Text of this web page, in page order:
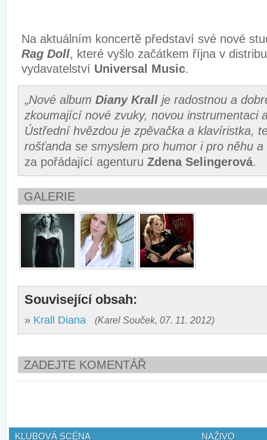
Na aktuálním koncertě představí své nové
Rag Doll, které vyšlo začátkem října v
vydavatelství Universal Music.
„Nové album Diany Krall je radostnou a
zkoumající nové zvuky, novou instrumentaci
Ústřední hvězdou je zpěvačka a klavíristka,
rošťanda se smyslem pro humor i pro něhu a
za pořádající agenturu Zdena Selingerová.
GALERIE
Související obsah:
» Krall Diana (Karel Souček, 07. 11. 2012)
ZADEJTE KOMENTÁŘ
KLUBOVÁ SCÉNA NAŽIVO